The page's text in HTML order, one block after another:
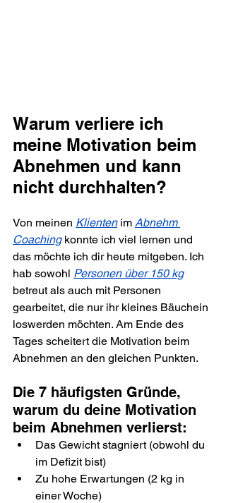
Warum verliere ich
meine Motivation beim
Abnehmen und kann
nicht durchhalten?
Von meinen Klienten im Abnehm
Coaching konnte ich viel lernen und
das möchte ich dir heute mitgeben. Ich
hab sowohl Personen über 150 kg
betreut als auch mit Personen
gearbeitet, die nur ihr kleines Bäuchein
loswerden möchten. Am Ende des
Tages scheitert die Motivation beim
Abnehmen an den gleichen Punkten.
Die 7 häufigsten Gründe,
warum du deine Motivation
beim Abnehmen verlierst:
Das Gewicht stagniert (obwohl du
im Defizit bist)
Zu hohe Erwartungen (2 kg in
einer Woche)